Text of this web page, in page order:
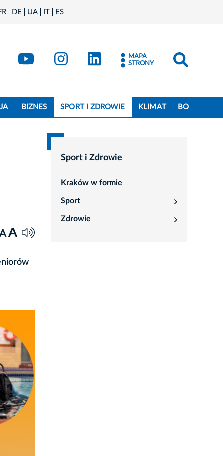
DE UA IT ES
- X
Kraków - YouTube
Kraków - Instagram
Kraków - LinkedIn
MAPA
STRONY
BIZNES SPORT I ZDROWIE KLIMAT BO
A
Sport i Zdrowie
Kraków w formie
Sport
rozwiń
Zdrowie
rozwiń